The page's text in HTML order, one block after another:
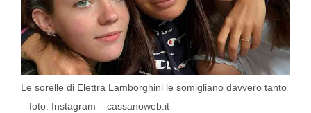
Le sorelle di Elettra Lamborghini le somigliano davvero tanto
– foto: Instagram – cassanoweb.it